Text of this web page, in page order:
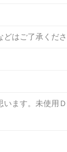
はご了承くださ
ます。未使用